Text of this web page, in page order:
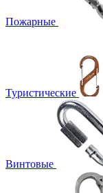
Пожарные
Туристические
Винтовые